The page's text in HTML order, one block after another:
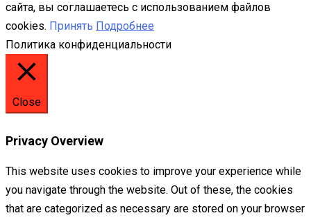
сайта, вы соглашаетесь с использованием файлов
cookies. Принять Подробнее
Политика конфиденциальности
Close
Privacy Overview
This website uses cookies to improve your experience while
you navigate through the website. Out of these, the cookies
that are categorized as necessary are stored on your browser